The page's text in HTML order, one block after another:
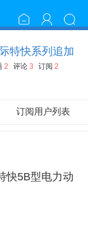
特快系列追加
2 评论 3 订阅 2
订阅用户列表
快5B型电力动